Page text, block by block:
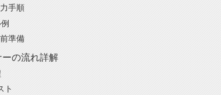
手順
準備
の流れ詳解
ト